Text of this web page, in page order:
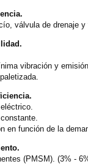
válvula de drenaje y
vibración y
en función de la
(PMSM). (3% -